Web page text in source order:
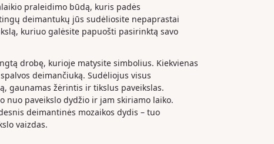
praleidimo būdą, kuris padės
deimantukų jūs sudėliosite nepaprastai
kuriuo galėsite papuošti pasirinktą savo
drobę, kurioje matysite simbolius. Kiekvienas
deimančiuką. Sudėliojus visus
gaunamas žėrintis ir tikslus paveikslas.
nuo paveikslo dydžio ir jam skiriamo laiko.
deimantinės mozaikos dydis – tuo
vaizdas.